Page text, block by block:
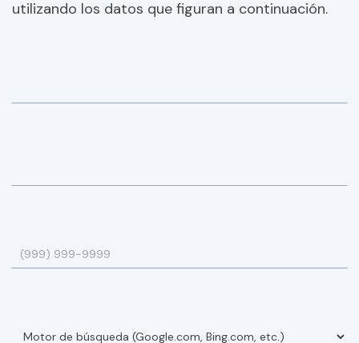
utilizando los datos que figuran a continuación.